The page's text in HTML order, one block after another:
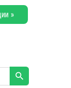
»